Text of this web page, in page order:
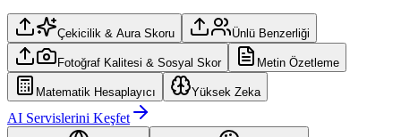
Çekicilik & Aura Skoru Ünlü Benzerliği
Fotoğraf Kalitesi & Sosyal Skor Metin Özetleme
Matematik Hesaplayıcı Yüksek Zeka
AI Servislerini Keşfet